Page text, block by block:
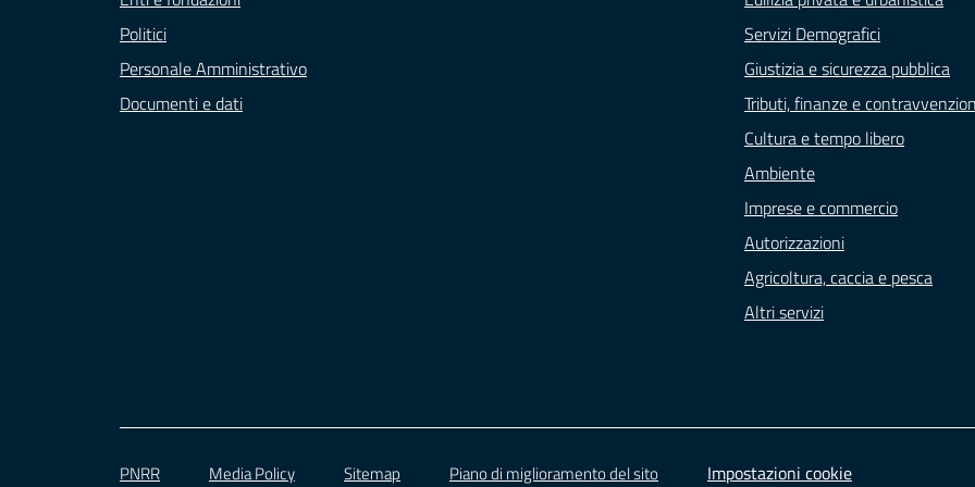
Politici
Personale Amministrativo
Documenti e dati
Servizi Demografici
Giustizia e sicurezza pubblica
Tributi, finanze e
Cultura e tempo libero
Ambiente
Imprese e commercio
Autorizzazioni
Agricoltura, caccia e pesca
Altri servizi
PNRR Media Policy Sitemap Piano di miglioramento del sito Impostazioni cookie